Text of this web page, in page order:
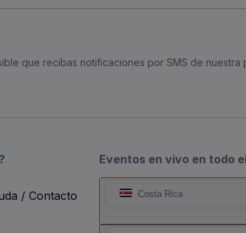
que recibas notificaciones por SMS de nuestra
Eventos en vivo en todo
Costa Rica
/ Contacto